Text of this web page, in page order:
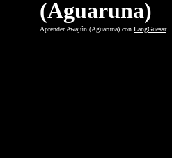
(Aguaruna)
Aprender Awajún (Aguaruna) con LangGuessr